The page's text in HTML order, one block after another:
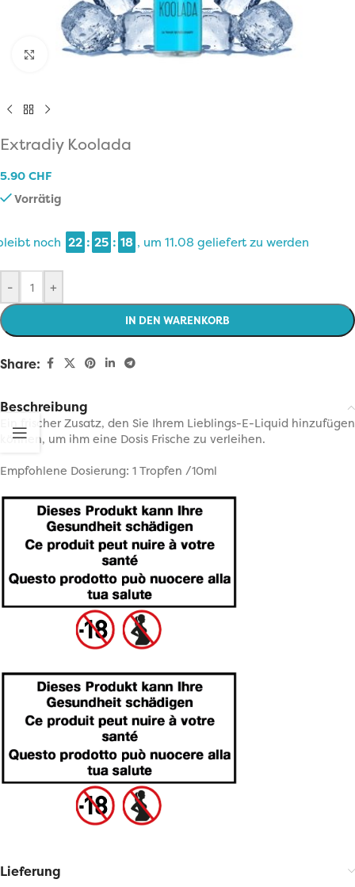
Click to enlarge
Extradiy Koolada
5.90 CHF
Vorrätig
noch 22 : 25 : 17 , um 11.08geliefert zu werden
- +
IN DEN WARENKORB
Share:
Beschreibung
Ein frischer Zusatz, den Sie Ihrem Lieblings-E-Liquid hinzufügen
können, um ihm eine Dosis Frische zu verleihen.
Empfohlene Dosierung: 1 Tropfen /10ml
Lieferung